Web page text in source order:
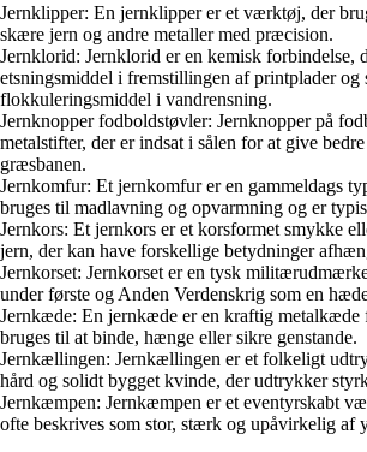
Jernklipper: En jernklipper er et værktøj, der
skære jern og andre metaller med præcision.
Jernklorid: Jernklorid er en kemisk forbindelse,
etsningsmiddel i fremstillingen af printplader og
flokkuleringsmiddel i vandrensning.
Jernknopper fodboldstøvler: Jernknopper på
metalstifter, der er indsat i sålen for at give
græsbanen.
Jernkomfur: Et jernkomfur er en gammeldags
bruges til madlavning og opvarmning og er
Jernkors: Et jernkors er et korsformet smykke
jern, der kan have forskellige betydninger
Jernkorset: Jernkorset er en tysk
under første og Anden Verdenskrig som en
Jernkæde: En jernkæde er en kraftig metalkæde
bruges til at binde, hænge eller sikre genstande.
Jernkællingen: Jernkællingen er et folkeligt
hård og solidt bygget kvinde, der udtrykker
Jernkæmpen: Jernkæmpen er et eventyrskabt
ofte beskrives som stor, stærk og upåvirkelig af